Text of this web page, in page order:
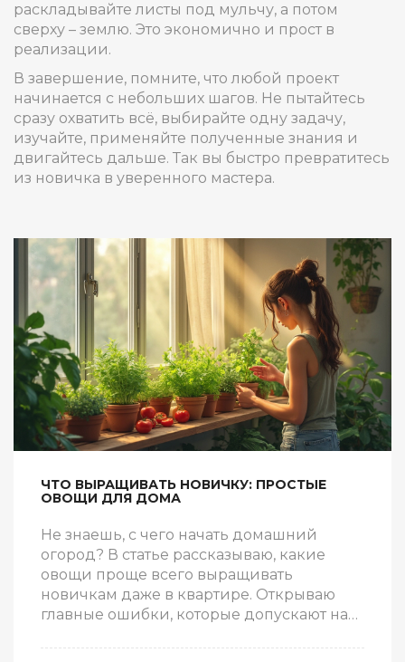
раскладывайте листы под мульчу, а потом
сверху – землю. Это экономично и прост в
реализации.
В завершение, помните, что любой проект
начинается с небольших шагов. Не пытайтесь
сразу охватить всё, выбирайте одну задачу,
изучайте, применяйте полученные знания и
двигайтесь дальше. Так вы быстро превратитесь
из новичка в уверенного мастера.
ЧТО ВЫРАЩИВАТЬ НОВИЧКУ: ПРОСТЫЕ
ОВОЩИ ДЛЯ ДОМА
Не знаешь, с чего начать домашний
огород? В статье рассказываю, какие
овощи проще всего выращивать
новичкам даже в квартире. Открываю
главные ошибки, которые допускают на
советами по уходу за растениями. После